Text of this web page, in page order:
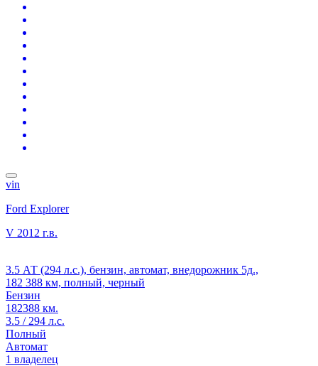
vin
Ford Explorer
V 2012 г.в.
3.5 АТ (294 л.с.), бензин, автомат, внедорожник 5д.,
182 388 км, полный, черный
Бензин
182388 км.
3.5 / 294 л.с.
Полный
Автомат
1 владелец